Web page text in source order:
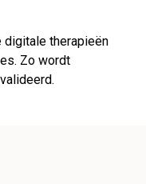
digitale therapieën
Zo wordt